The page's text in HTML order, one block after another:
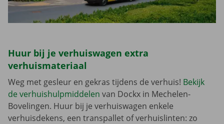
Huur bij je verhuiswagen extra
verhuismateriaal
Weg met gesleur en gekras tijdens de verhuis! Bekijk
de verhuishulpmiddelen van Dockx in Mechelen-
Bovelingen. Huur bij je verhuiswagen enkele
verhuisdekens, een transpallet of verhuislinten: zo